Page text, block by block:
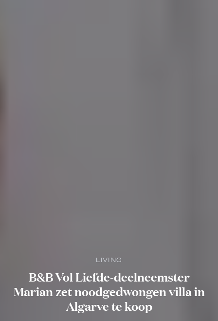
LIVING
B&B Vol Liefde-deelneemster
Marian zet noodgedwongen villa in
Algarve te koop